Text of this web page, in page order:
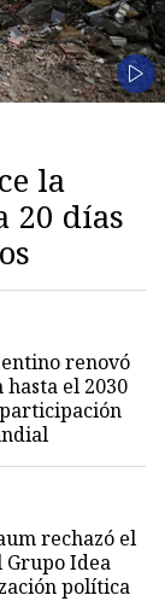
la
20 días
renovó
hasta el 2030
rechazó el
Grupo Idea
política